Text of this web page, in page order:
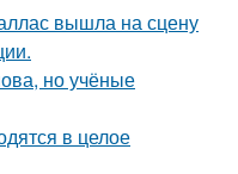
вышла на сцену
но учёные
в целое